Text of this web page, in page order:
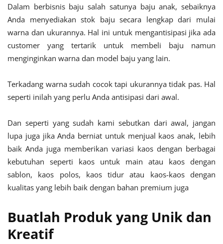
Dalam berbisnis baju salah satunya baju anak, sebaiknya
Anda menyediakan stok baju secara lengkap dari mulai
warna dan ukurannya. Hal ini untuk mengantisipasi jika ada
customer yang tertarik untuk membeli baju namun
menginginkan warna dan model baju yang lain.
Terkadang warna sudah cocok tapi ukurannya tidak pas. Hal
seperti inilah yang perlu Anda antisipasi dari awal.
Dan seperti yang sudah kami sebutkan dari awal, jangan
lupa juga jika Anda berniat untuk menjual kaos anak, lebih
baik Anda juga memberikan variasi kaos dengan berbagai
kebutuhan seperti kaos untuk main atau kaos dengan
sablon, kaos polos, kaos tidur atau kaos-kaos dengan
kualitas yang lebih baik dengan bahan premium juga
Buatlah Produk yang Unik dan
Kreatif